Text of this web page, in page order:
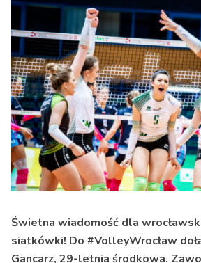
Świetna wiadomość dla
siatkówki! Do #VolleyWrocław
Gancarz, 29-letnia środkowa.